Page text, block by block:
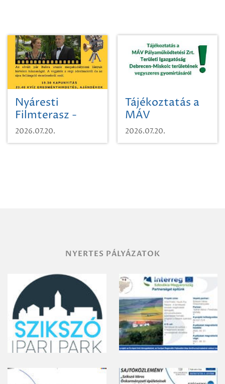
Nyáresti
Filmterasz -
Beugró a
Paradicsomba
2026.07.20.
Tájékoztatás a
MÁV
Pályaműködtetési
Zrt. Területi
2026.07.20.
NYERTES PÁLYÁZATOK